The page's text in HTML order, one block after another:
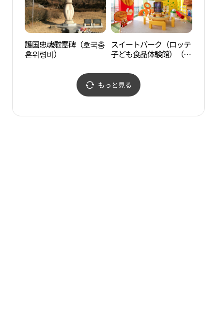
護国忠魂慰霊碑（호국충
혼위령비）
スイートパーク（ロッテ
子ども食品体験館）（스
품체험관））
もっと見る